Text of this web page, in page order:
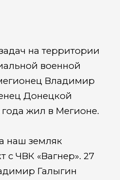
на территории
военной
Владимир
Донецкой
года жил в Мегионе.
наш земляк
с ЧВК «Вагнер». 27
Галыгин